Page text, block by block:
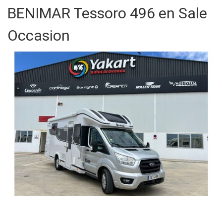
BENIMAR Tessoro 496 en Sale
Occasion